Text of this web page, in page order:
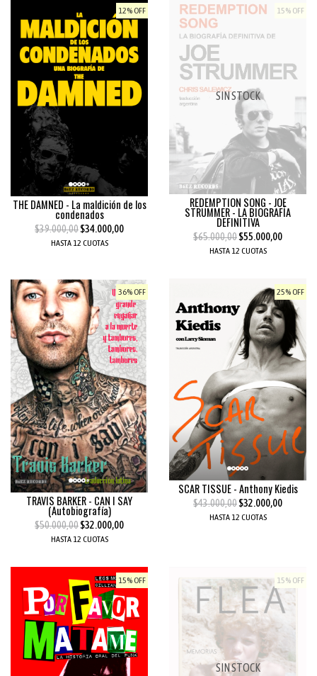
12% OFF
THE DAMNED - La maldición de los
condenados
$39.000,00$34.000,00
HASTA 12 CUOTAS
15% OFF
SIN STOCK
REDEMPTION SONG - JOE
STRUMMER - LA BIOGRAFÍA
DEFINITIVA
$65.000,00$55.000,00
HASTA 12 CUOTAS
36% OFF
TRAVIS BARKER - CAN I SAY
(Autobiografía)
$50.000,00$32.000,00
HASTA 12 CUOTAS
25% OFF
SCAR TISSUE - Anthony Kiedis
$43.000,00$32.000,00
HASTA 12 CUOTAS
15% OFF 15% OFF
SIN STOCK